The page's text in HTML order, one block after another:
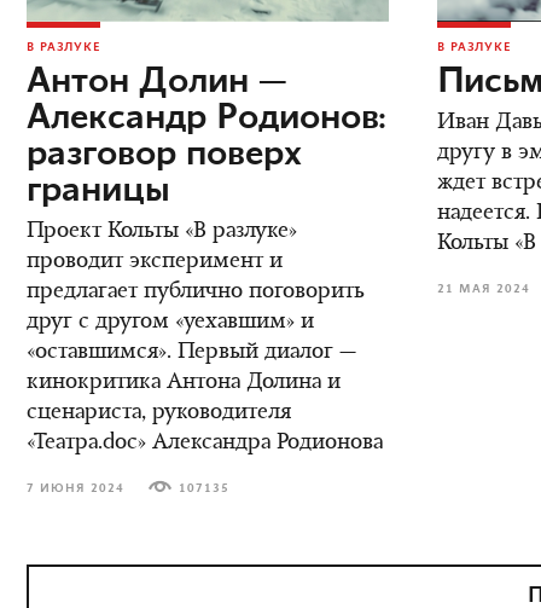
В РАЗЛУКЕ
Антон Долин —
Александр Родионов:
разговор поверх
границы
Проект Кольты «В разлуке»
проводит эксперимент и
предлагает публично поговорить
друг с другом «уехавшим» и
«оставшимся». Первый диалог —
кинокритика Антона Долина и
сценариста, руководителя
«Театра.doc» Александра Родионова
7 ИЮНЯ 2024 107135
В РАЗЛУКЕ
Иван
другу в
ждет
надеется.
Кольты «В
21 МАЯ 2024